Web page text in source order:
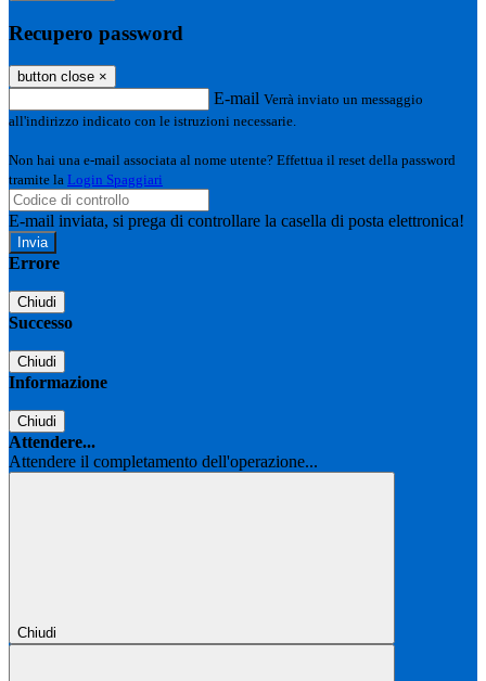
Recupero password
button close ×
E-mail Verrà inviato un messaggio
all'indirizzo indicato con le istruzioni necessarie.
Non hai una e-mail associata al nome utente? Effettua il reset della password
tramite la Login Spaggiari
E-mail inviata, si prega di controllare la casella di posta elettronica!
Errore
Chiudi
Successo
Chiudi
Informazione
Chiudi
Attendere...
Attendere il completamento dell'operazione...
Chiudi